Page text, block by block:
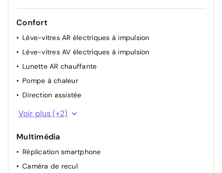
Confort
Lève-vitres AR électriques à impulsion
Lève-vitres AV électriques à impulsion
Lunette AR chauffante
Pompe à chaleur
Direction assistée
Climatisation automatique régulée
prévention survitesse
Voir plus (+2)
Multimédia
Réplication smartphone
Caméra de recul